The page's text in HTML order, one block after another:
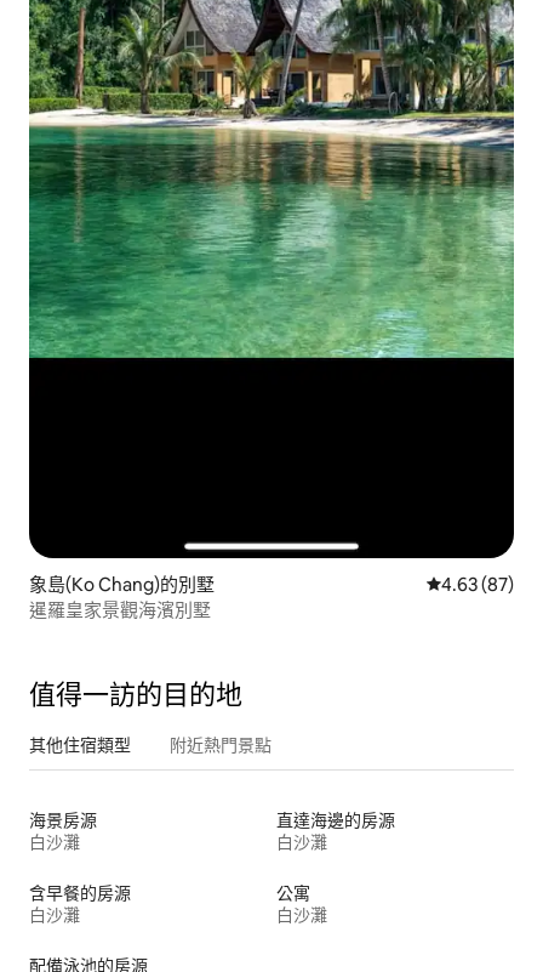
象島(Ko Chang)的別墅 從 87 則評價
4.63 (87)
暹羅皇家景觀海濱別墅
值得一訪的目的地
其他住宿類型 附近熱門景點
海景房源
白沙灘
直達海邊的房源
白沙灘
含早餐的房源
白沙灘
公寓
白沙灘
配備泳池的房源